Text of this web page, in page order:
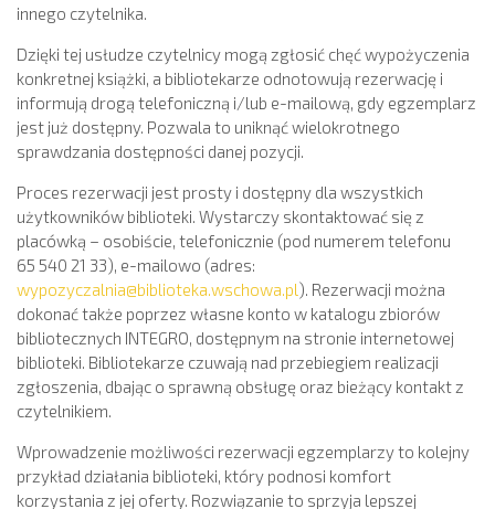
innego czytelnika.
Dzięki tej usłudze czytelnicy mogą zgłosić chęć wypożyczenia
konkretnej książki, a bibliotekarze odnotowują rezerwację i
informują drogą telefoniczną i/lub e-mailową, gdy egzemplarz
jest już dostępny. Pozwala to uniknąć wielokrotnego
sprawdzania dostępności danej pozycji.
Proces rezerwacji jest prosty i dostępny dla wszystkich
użytkowników biblioteki. Wystarczy skontaktować się z
placówką – osobiście, telefonicznie (pod numerem telefonu
65 540 21 33), e-mailowo (adres:
wypozyczalnia@biblioteka.wschowa.pl). Rezerwacji można
dokonać także poprzez własne konto w katalogu zbiorów
bibliotecznych INTEGRO, dostępnym na stronie internetowej
biblioteki. Bibliotekarze czuwają nad przebiegiem realizacji
zgłoszenia, dbając o sprawną obsługę oraz bieżący kontakt z
czytelnikiem.
Wprowadzenie możliwości rezerwacji egzemplarzy to kolejny
przykład działania biblioteki, który podnosi komfort
korzystania z jej oferty. Rozwiązanie to sprzyja lepszej